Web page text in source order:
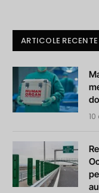
ARTICOLE RECENTE